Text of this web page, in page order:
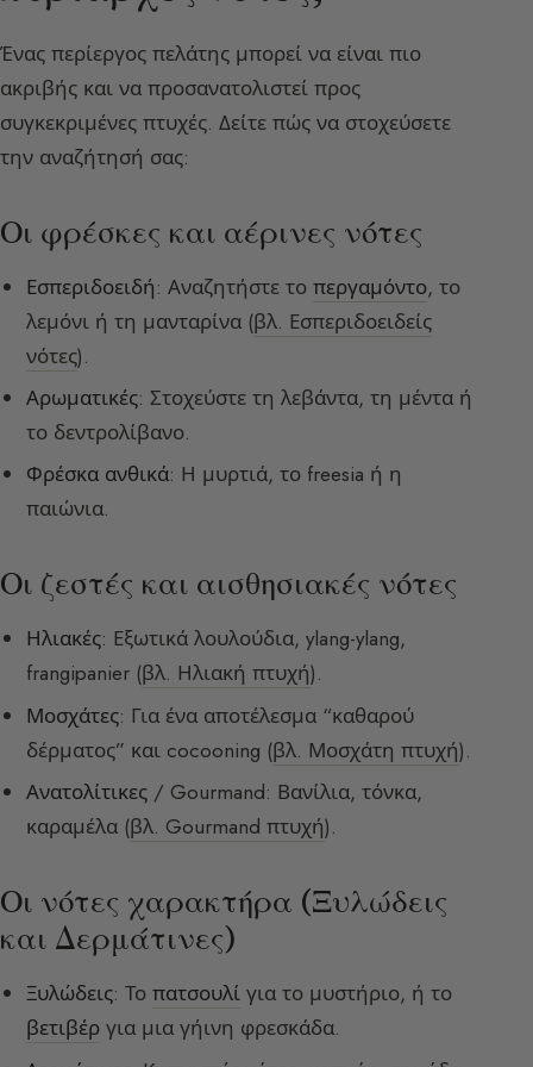
Ένας περίεργος πελάτης μπορεί να είναι πιο
ακριβής και να προσανατολιστεί προς
συγκεκριμένες πτυχές. Δείτε πώς να στοχεύσετε
την αναζήτησή σας:
Οι φρέσκες και αέρινες νότες
Εσπεριδοειδή: Αναζητήστε τοπεργαμόντο, το
λεμόνι ή τη μανταρίνα (βλ. Εσπεριδοειδείς
νότες).
Αρωματικές: Στοχεύστε τη λεβάντα, τη μέντα ή
το δεντρολίβανο.
Φρέσκα ανθικά: Η μυρτιά, το freesia ή η
παιώνια.
Οι ζεστές και αισθησιακές νότες
Ηλιακές: Εξωτικά λουλούδια, ylang-ylang,
frangipanier (βλ. Ηλιακή πτυχή).
Μοσχάτες: Για ένα αποτέλεσμα “καθαρού
δέρματος” και cocooning (βλ. Μοσχάτη πτυχή).
Ανατολίτικες / Gourmand: Βανίλια, τόνκα,
καραμέλα (βλ. Gourmand πτυχή).
Οι νότες χαρακτήρα (Ξυλώδεις
και Δερμάτινες)
Ξυλώδεις: Τοπατσουλί για το μυστήριο, ή το
βετιβέρ για μια γήινη φρεσκάδα.